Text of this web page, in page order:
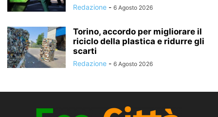
Redazione - 6 Agosto 2026
Torino, accordo per migliorare il
riciclo della plastica e ridurre gli
scarti
Redazione - 6 Agosto 2026